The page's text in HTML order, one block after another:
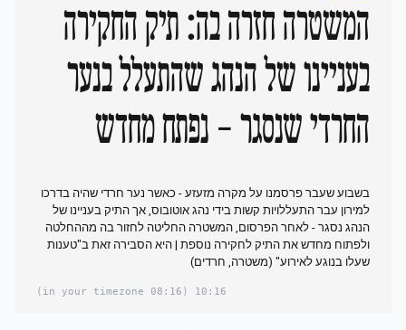
המשטרה חזרה בה: תיק החקירה
בעניינו של הנהג שהתעלל בנער
החרדי שנסגר - נפתח מחדש
בשבוע שעבר פרסמנו על מקרה מזעזע - כאשר נער חרדי שהיה בדרכו
למירון עבר התעללויות קשות בידי נהג אוטובוס, אך התיק בעניינו של
הנהג נסגר - לאחר הפרסום, המשטרה החליטה לחזור בה מההחלטה
ולפתוח מחדש את התיק לחקירה נוספת | היא הסבירה זאת ב"טענות
שעלו בנוגע לאירוע" (משטרה, חרדים)
10:16
(08:16 in your timezone)